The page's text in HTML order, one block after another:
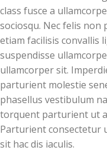
class fusce a
sociosqu. Nec felis
etiam facilisis convallis
suspendisse
ullamcorper sit.
parturient molestie
phasellus vestibulum
torquent parturient ut
Parturient consectetur
sit hac dis iaculis.